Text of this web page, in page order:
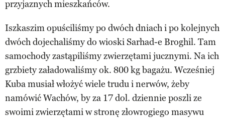
przyjaznych mieszkańców.
Iszkaszim opuściliśmy po dwóch dniach i po kolejnych
dwóch dojechaliśmy do wioski Sarhad-e Broghil. Tam
samochody zastąpiliśmy zwierzętami jucznymi. Na ich
grzbiety załadowaliśmy ok. 800 kg bagażu. Wcześniej
Kuba musiał włożyć wiele trudu i nerwów, żeby
namówić Wachów, by za 17 dol. dziennie poszli ze
swoimi zwierzętami w stronę złowrogiego masywu